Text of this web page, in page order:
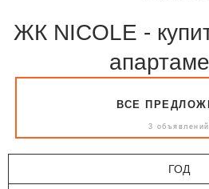
ЖК NICOLE - купить квартиру и
ВСЕ
3 объявлений
ГОД